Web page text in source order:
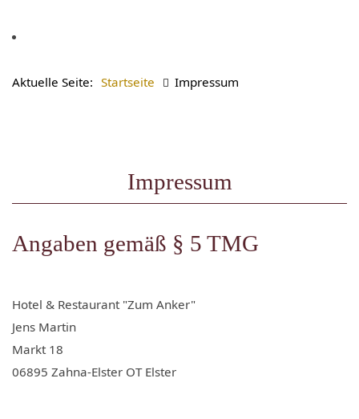
Aktuelle Seite: Startseite Impressum
Impressum
Angaben gemäß § 5 TMG
Hotel & Restaurant "Zum Anker"
Jens Martin
Markt 18
06895 Zahna-Elster OT Elster